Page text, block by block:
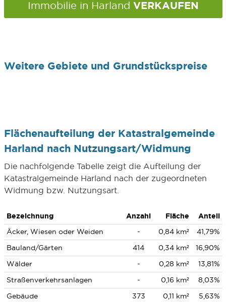
Immobilie in Harland VERKAUFEN
Weitere Gebiete und Grundstückspreise
Flächenaufteilung der Katastralgemeinde
Harland nach Nutzungsart/Widmung
Die nachfolgende Tabelle zeigt die Aufteilung der
Katastralgemeinde Harland nach der zugeordneten
Widmung bzw. Nutzungsart.
Bezeichnung Anzahl Fläche
Anteil
Äcker, Wiesen oder Weiden
- 0,84 km²
41,79%
Bauland/Gärten
414 0,34 km²
16,90%
Wälder
- 0,28 km²
13,81%
Straßenverkehrsanlagen
- 0,16 km²
8,03%
Gebäude
373 0,11 km² 5,63%